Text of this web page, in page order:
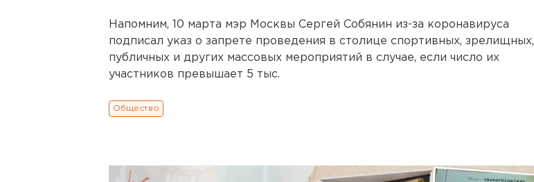
Напомним, 10 марта мэр Москвы Сергей Собянин из-за коронавируса
подписал указ о запрете проведения в столице спортивных, зрелищных,
публичных и других массовых мероприятий в случае, если число их
участников превышает 5 тыс.
Общество